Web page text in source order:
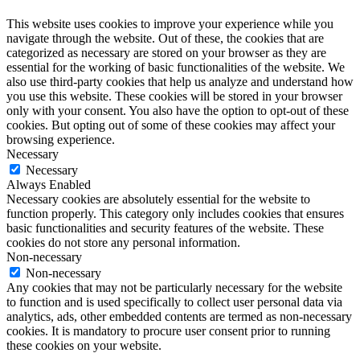
This website uses cookies to improve your experience while you
navigate through the website. Out of these, the cookies that are
categorized as necessary are stored on your browser as they are
essential for the working of basic functionalities of the website. We
also use third-party cookies that help us analyze and understand how
you use this website. These cookies will be stored in your browser
only with your consent. You also have the option to opt-out of these
cookies. But opting out of some of these cookies may affect your
browsing experience.
Necessary
Necessary
Always Enabled
Necessary cookies are absolutely essential for the website to
function properly. This category only includes cookies that ensures
basic functionalities and security features of the website. These
cookies do not store any personal information.
Non-necessary
Non-necessary
Any cookies that may not be particularly necessary for the website
to function and is used specifically to collect user personal data via
analytics, ads, other embedded contents are termed as non-necessary
cookies. It is mandatory to procure user consent prior to running
these cookies on your website.